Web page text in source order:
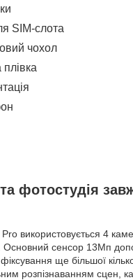
SIM-слота
чохол
фотостудія
використовується 4
Основний сенсор 13Мп
ще більшої
розпізнаванням сцен,